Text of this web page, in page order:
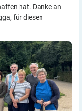
hat. Danke an
für diesen